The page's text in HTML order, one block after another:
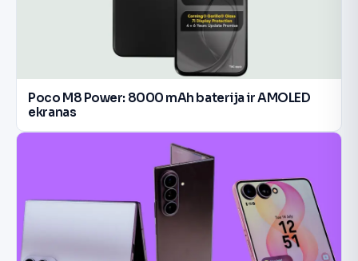
Poco M8 Power: 8000 mAh baterija ir AMOLED
ekranas